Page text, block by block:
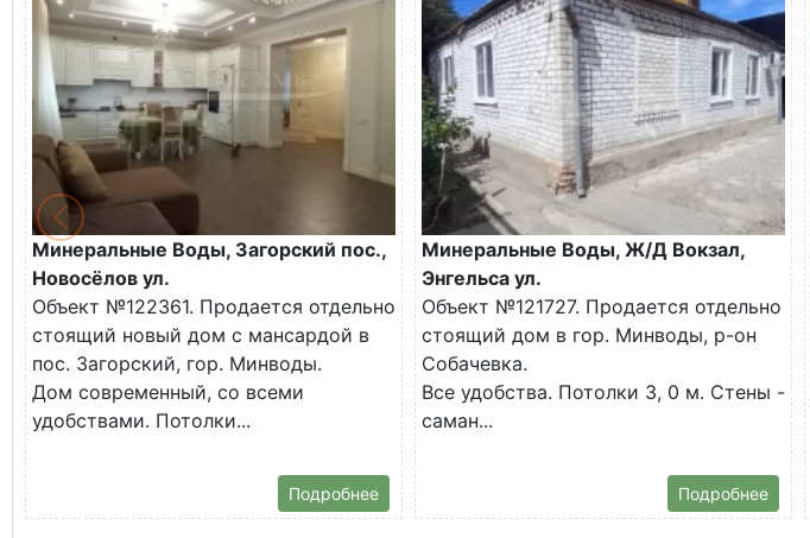
Минеральные Воды, Загорский пос.,
Новосёлов ул.
Объект №122361. Продается отдельно
стоящий новый дом с мансардой в
пос. Загорский, гор. Минводы.
Дом современный, со всеми
удобствами. Потолки...
Подробнее
Минеральные Воды, Ж/Д Вокзал,
Энгельса ул.
Объект №121727. Продается отдельно
стоящий дом в гор. Минводы, р-он
Собачевка.
Все удобства. Потолки 3, 0 м. Стены -
саман...
Подробнее